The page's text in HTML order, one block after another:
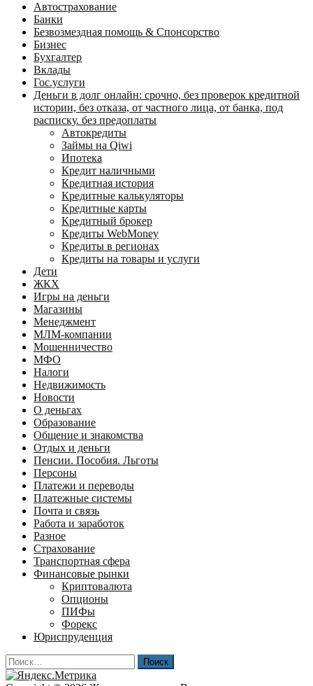
Автострахование
Банки
Безвозмездная помощь & Спонсорство
Бизнес
Бухгалтер
Вклады
Гос.услуги
Деньги в долг онлайн: срочно, без проверок кредитной
истории, без отказа, от частного лица, от банка, под
расписку. без предоплаты
Автокредиты
Займы на Qiwi
Ипотека
Кредит наличными
Кредитная история
Кредитные калькуляторы
Кредитные карты
Кредитный брокер
Кредиты WebMoney
Кредиты в регионах
Кредиты на товары и услуги
Дети
ЖКХ
Игры на деньги
Магазины
Менеджмент
МЛМ-компании
Мошенничество
МФО
Налоги
Недвижимость
Новости
О деньгах
Образование
Общение и знакомства
Отдых и деньги
Пенсии. Пособия. Льготы
Персоны
Платежи и переводы
Платежные системы
Почта и связь
Работа и заработок
Разное
Страхование
Транспортная сфера
Финансовые рынки
Криптовалюта
Опционы
ПИФы
Форекс
Юриспруденция
Найти: